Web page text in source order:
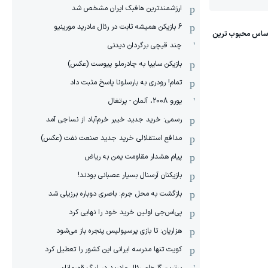
ارزشمندترین هافبک ایران مشخص شد
6 بازیکن همیشه ثابت در رئال مادرید مورینیو
چند قیچی برگردان دیدنی
بازیکن سایپا به چادرملو پیوست (عکس)
تمام! رودری به بارسلونا پاسخ مثبت داد
یورو 2008، آلمان - پرتغال
رسمی: خرید جدید خیبر خرم‌آباد از نساجی آمد
مدافع استقلالی خرید جدید صنعت نفت (عکس)
پیام هشدار مقاومت یمن به ریاض
بازیکنان آرسنال بسیار عصبانی بودند!
بازگشت به محل جرم: باصری دوباره برزیلی شد
پی‌اس‌جی اولین خرید خود را نهایی کرد
هزاریان: تا بازی پرسپولیس پنجره باز می‌شود
کویت تنها مدرسه ایرانی این کشور را تعطیل کرد